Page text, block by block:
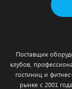
Поставщик
клубов,
гостиниц и
рынке с 2001